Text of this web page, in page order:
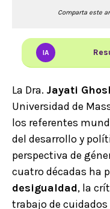
Comparta este
IA
La Dra. Jayati
Universidad de
los referentes
del desarrollo y
perspectiva de
cuatro décadas ha
desigualdad, la
trabajo de